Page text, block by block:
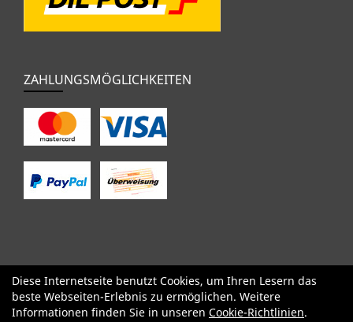
ZAHLUNGSMÖGLICHKEITEN
SALE Specialized Factor Cervélo BMC Orbea
Yeti
Pinarello
OPEN Kids / BMX Komponenten
Bekleidung
Diese Internetseite benutzt Cookies, um Ihren Lesern das
beste Webseiten-Erlebnis zu ermöglichen. Weitere
Informationen finden Sie in unseren Cookie-Richtlinien.